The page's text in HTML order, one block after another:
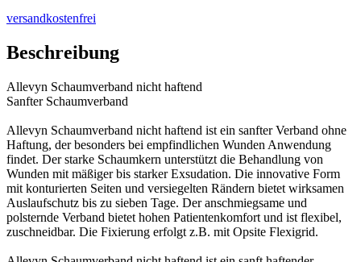
versandkostenfrei
Beschreibung
Allevyn Schaumverband nicht haftend
Sanfter Schaumverband
Allevyn Schaumverband nicht haftend ist ein sanfter Verband ohne
Haftung, der besonders bei empfindlichen Wunden Anwendung
findet. Der starke Schaumkern unterstützt die Behandlung von
Wunden mit mäßiger bis starker Exsudation. Die innovative Form
mit konturierten Seiten und versiegelten Rändern bietet wirksamen
Auslaufschutz bis zu sieben Tage. Der anschmiegsame und
polsternde Verband bietet hohen Patientenkomfort und ist flexibel,
zuschneidbar. Die Fixierung erfolgt z.B. mit Opsite Flexigrid.